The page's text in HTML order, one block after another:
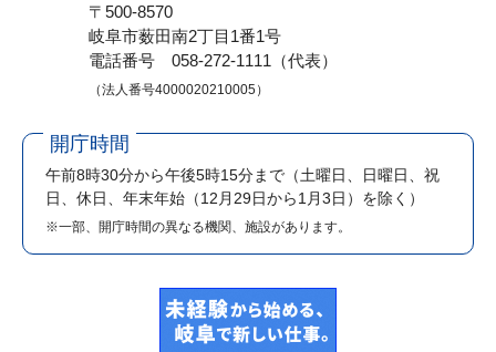
〒500-8570
岐阜市薮田南2丁目1番1号
電話番号 058-272-1111（代表）
（法人番号4000020210005）
開庁時間
午前8時30分から午後5時15分まで （土曜日、日曜日、祝
日、休日、年末年始（12月29日から1月3日）を除く）
※一部、開庁時間の異なる機関、施設があります。